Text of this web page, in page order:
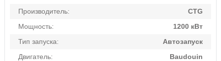
Производитель:
CTG
Мощность:
1200 кВт
Тип запуска:
Автозапуск
Двигатель:
Baudouin